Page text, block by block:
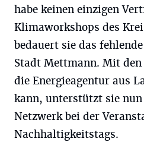
habe keinen einzigen
Klimaworkshops des
bedauert sie das
Stadt Mettmann. Mit
die Energieagentur aus
kann, unterstützt sie nun
Netzwerk bei der
Nachhaltigkeitstags.